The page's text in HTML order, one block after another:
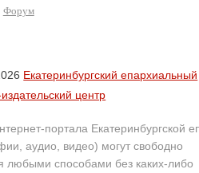
Форум
Екатеринбургский епархиальный
центр
портала Екатеринбургской
аудио, видео) могут свободно
любыми способами без каких-либо